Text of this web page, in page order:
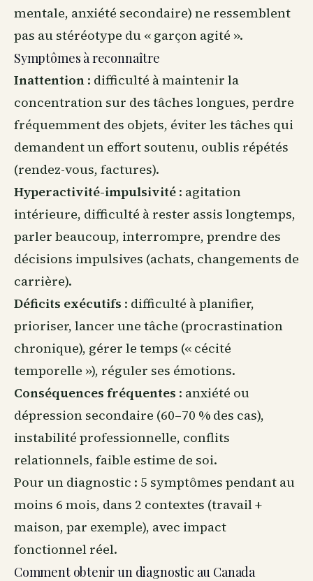
mentale, anxiété secondaire) ne ressemblent
pas au stéréotype du « garçon agité ».
Symptômes à reconnaître
Inattention : difficulté à maintenir la
concentration sur des tâches longues, perdre
fréquemment des objets, éviter les tâches qui
demandent un effort soutenu, oublis répétés
(rendez-vous, factures).
Hyperactivité-impulsivité : agitation
intérieure, difficulté à rester assis longtemps,
parler beaucoup, interrompre, prendre des
décisions impulsives (achats, changements de
carrière).
Déficits exécutifs : difficulté à planifier,
prioriser, lancer une tâche (procrastination
chronique), gérer le temps (« cécité
temporelle »), réguler ses émotions.
Conséquences fréquentes : anxiété ou
dépression secondaire (60–70 % des cas),
instabilité professionnelle, conflits
relationnels, faible estime de soi.
Pour un diagnostic : 5 symptômes pendant au
moins 6 mois, dans 2 contextes (travail +
maison, par exemple), avec impact
fonctionnel réel.
Comment obtenir un diagnostic au Canada